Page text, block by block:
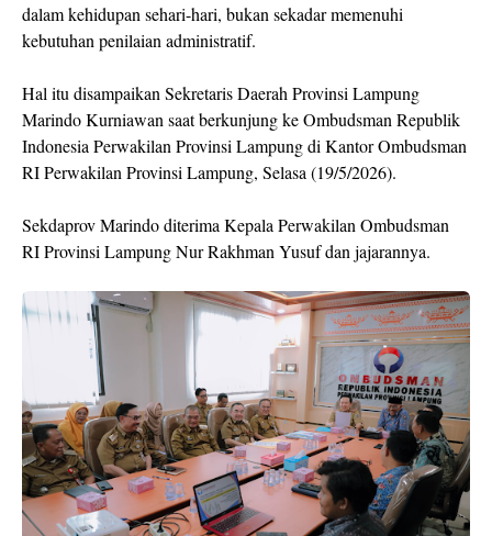
dalam kehidupan sehari-hari, bukan sekadar memenuhi
kebutuhan penilaian administratif.
Hal itu disampaikan Sekretaris Daerah Provinsi Lampung
Marindo Kurniawan saat berkunjung ke Ombudsman Republik
Indonesia Perwakilan Provinsi Lampung di Kantor Ombudsman
RI Perwakilan Provinsi Lampung, Selasa (19/5/2026).
Sekdaprov Marindo diterima Kepala Perwakilan Ombudsman
RI Provinsi Lampung Nur Rakhman Yusuf dan jajarannya.